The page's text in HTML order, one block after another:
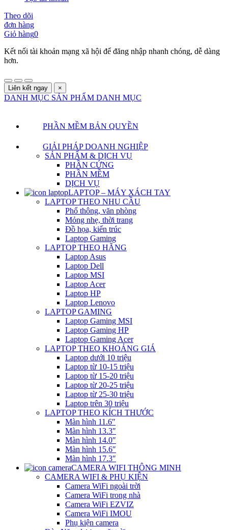
Theo dõi
đơn hàng
Giỏ hàng0
Kết nối tài khoản mạng xã hội để đăng nhập nhanh chóng, dễ dàng
hơn.
Liên kết ngay ×
DANH MỤC SẢN PHẨM DANH MỤC
PHẦN MỀM BẢN QUYỀN
GIẢI PHÁP DOANH NGHIỆP
SẢN PHẨM & DỊCH VỤ
PHẦN CỨNG
PHẦN MỀM
DỊCH VỤ
LAPTOP – MÁY XÁCH TAY
LAPTOP THEO NHU CẦU
Phổ thông, văn phòng
Mỏng nhẹ, thời trang
Đồ họa, kiến trúc
Laptop Gaming
LAPTOP THEO HÃNG
Laptop Asus
Laptop Dell
Laptop MSI
Laptop Acer
Laptop HP
Laptop Lenovo
LAPTOP GAMING
Laptop Gaming MSI
Laptop Gaming HP
Laptop Gaming Acer
LAPTOP THEO KHOẢNG GIÁ
Laptop dưới 10 triệu
Laptop từ 10-15 triệu
Laptop từ 15-20 triệu
Laptop từ 20-25 triệu
Laptop từ 25-30 triệu
Laptop trên 30 triệu
LAPTOP THEO KÍCH THƯỚC
Màn hình 11.6″
Màn hình 13.3″
Màn hình 14.0″
Màn hình 15.6″
Màn hình 17.3″
CAMERA WIFI THÔNG MINH
CAMERA WIFI & PHỤ KIỆN
Camera WiFi ngoài trời
Camera WiFi trong nhà
Camera WiFi EZVIZ
Camera WiFi IMOU
Phụ kiện camera